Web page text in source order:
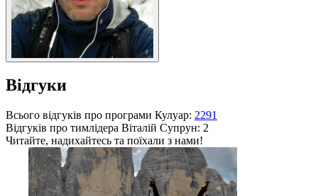
Відгуки
Всього відгуків про програми Кулуар: 2291
Відгуків про тимлідера Віталій Супрун: 2
Читайте, надихайтесь та поїхали з нами!